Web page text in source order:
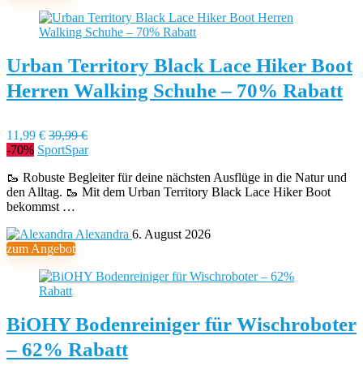
Urban Territory Black Lace Hiker Boot
Herren Walking Schuhe – 70% Rabatt
11,99 € 39,99 €
-70% SportSpar
🥾 Robuste Begleiter für deine nächsten Ausflüge in die Natur und
den Alltag. 🥾 Mit dem Urban Territory Black Lace Hiker Boot
bekommst …
Alexandra 6. August 2026
zum Angebot
BiOHY Bodenreiniger für Wischroboter
– 62% Rabatt